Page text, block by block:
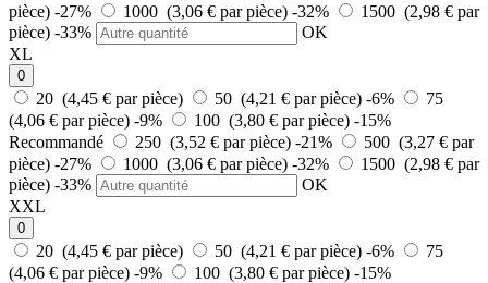
pièce) -27% 1000 (3,06 € par pièce) -32%
1500 (2,98 € par
pièce) -33%
OK
XL
0
20 (4,45 € par pièce) 50 (4,21 € par pièce) -6%
75
(4,06 € par pièce) -9% 100 (3,80 € par pièce) -15%
Recommandé
250 (3,52 € par pièce) -21%
500 (3,27 € par
pièce) -27% 1000 (3,06 € par pièce) -32%
1500 (2,98 € par
pièce) -33%
OK
XXL
0
20 (4,45 € par pièce) 50 (4,21 € par pièce) -6%
75
(4,06 € par pièce) -9% 100 (3,80 € par pièce) -15%